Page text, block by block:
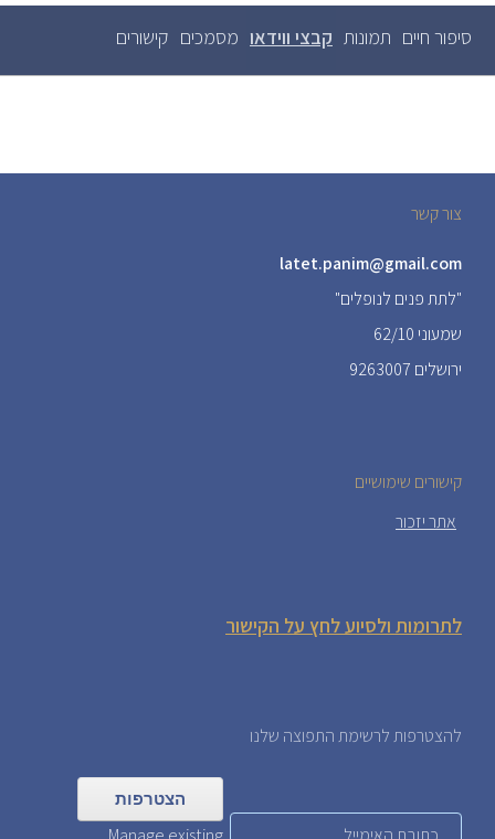
לשוניות
ראשיות
סיפור חיים תמונות קבצי ווידאו (לשונית
מסמכים קישורים
צור קשר
latet.panim@gmail.com
"לתת פנים לנופלים"
שמעוני 62/10
ירושלים 9263007
קישורים שימושיים
אתר יזכור
לתרומות ולסיוע לחץ על הקישור
להצטרפות לרשימת התפוצה שלנו